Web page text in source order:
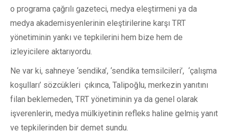
o programa çağrılı gazeteci, medya eleştirmeni ya da
medya akademisyenlerinin eleştirilerine karşı TRT
yönetiminin yankı ve tepkilerini hem bize hem de
izleyicilere aktarıyordu.
Ne var ki, sahneye ‘sendika’, ‘sendika temsilcileri’, ‘çalışma
koşulları’ sözcükleri çıkınca, Talipoğlu, merkezin yanıtını
filan beklemeden, TRT yönetiminin ya da genel olarak
işverenlerin, medya mülkiyetinin refleks haline gelmiş yanıt
ve tepkilerinden bir demet sundu.